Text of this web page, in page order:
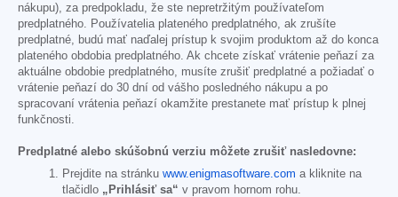
nákupu), za predpokladu, že ste nepretržitým používateľom
predplatného. Používatelia plateného predplatného, ak zrušíte
predplatné, budú mať naďalej prístup k svojim produktom až do konca
plateného obdobia predplatného. Ak chcete získať vrátenie peňazí za
aktuálne obdobie predplatného, musíte zrušiť predplatné a požiadať o
vrátenie peňazí do 30 dní od vášho posledného nákupu a po
spracovaní vrátenia peňazí okamžite prestanete mať prístup k plnej
funkčnosti.
Predplatné alebo skúšobnú verziu môžete zrušiť nasledovne:
Prejdite na stránku www.enigmasoftware.com a kliknite na
tlačidlo „Prihlásiť sa“ v pravom hornom rohu.